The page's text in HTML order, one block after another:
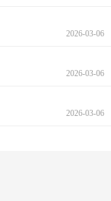
2026-03-06
2026-03-06
2026-03-06